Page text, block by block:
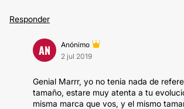
Responder
AN
Anónimo
2 jul 2019
Genial Marrr, yo no tenia nada de
tamaño, estare muy atenta a tu
misma marca que vos, y el mismo